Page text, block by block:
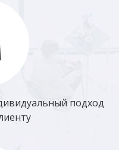
подход